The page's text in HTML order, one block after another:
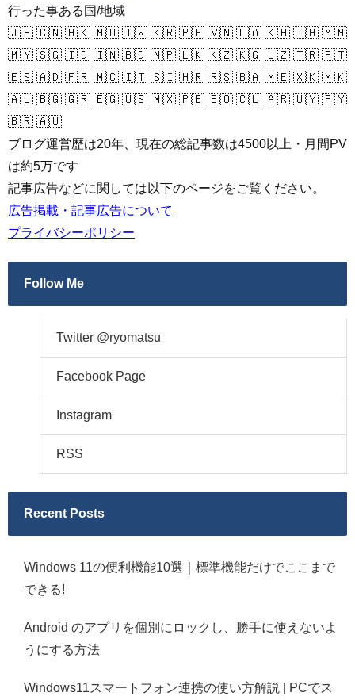
行った事ある国/地域
🇯🇵 🇨🇳 🇭🇰 🇲🇴 🇹🇼 🇰🇷 🇵🇭 🇻🇳 🇱🇦 🇰🇭 🇹🇭 🇲🇲
🇲🇾 🇸🇬 🇮🇩 🇮🇳 🇧🇩 🇳🇵 🇱🇰 🇰🇿 🇰🇬 🇺🇿 🇹🇷 🇵🇹
🇪🇸 🇦🇩 🇫🇷 🇲🇨 🇮🇹 🇸🇮 🇭🇷 🇷🇸 🇧🇦 🇲🇪 🇽🇰 🇲🇰
🇦🇱 🇧🇬 🇬🇷 🇪🇬 🇺🇸 🇲🇽 🇵🇪 🇧🇴 🇨🇱 🇦🇷 🇺🇾 🇵🇾
🇧🇷 🇦🇺
ブログ運営歴は20年、現在の総記事数は4500以上・月間PV
は約5万です
記事広告などに関しては以下のページをご覧ください。
広告掲載・記事広告について
プライバシーポリシー
Follow Me
Twitter @ryomatsu
Facebook Page
Instagram
RSS
Recent Posts
Windows 11の便利機能10選｜標準機能だけでここまで
できる!
Android のアプリを個別にロックし、勝手に使えないよ
うにする方法
Windows11スマートフォン連携の使い方解説 | PCでス